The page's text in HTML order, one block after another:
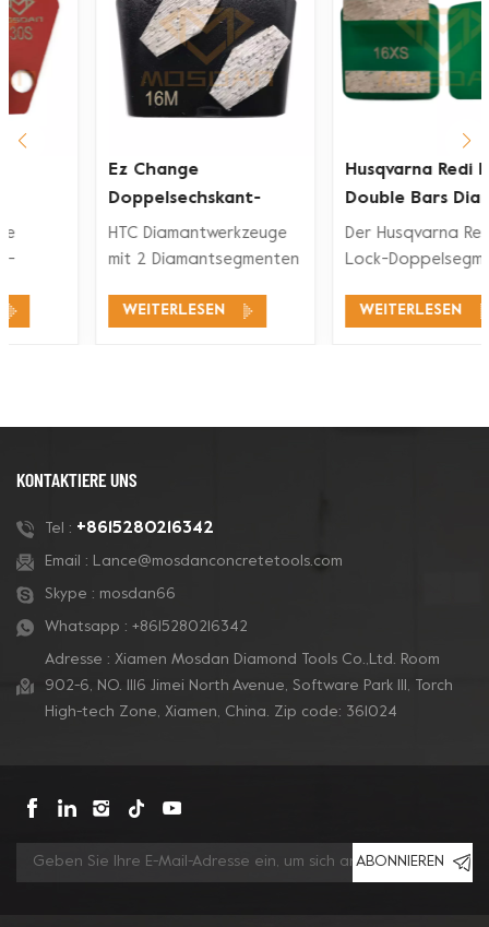
Ez Change
Doppelsechskant-
Segment-Diamant-
Schleifschuh
HTC Diamantwerkzeuge
mit 2 Diamantsegmenten
WEITERLESEN
Husqvarna Redi Lock
Double Bars Diamant-
Schleifschuh für
Betonboden
Der Husqvarna Redi
Lock-Doppelsegment-
mit den Husqvarna Redi
WEITERLESEN
KONTAKTIERE UNS
Tel : +8615280216342
Email : Lance@mosdanconcretetools.com
Skype : mosdan66
Whatsapp : +8615280216342
Adresse : Xiamen Mosdan Diamond Tools Co.,Ltd. Room
902-6, NO. 1116 Jimei North Avenue, Software Park Ill, Torch
High-tech Zone, Xiamen, China. Zip code: 361024
ABONNIEREN